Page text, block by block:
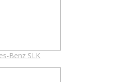
Benz SLK